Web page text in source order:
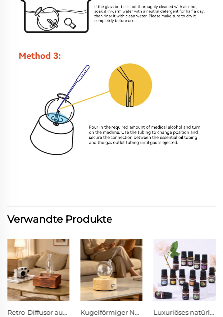
Verwandte Produkte
Retro-Diffusor aus dunklem Holz und Glas mit wasserloser Zerstäubung und Ein-Knopf-Steuerung, aromatischer Diffusor mit warmer Ambientebeleuchtung Kugelförmiger Nebel-Diffusor aus Borosilikatglas mit einzelner Drehregler-Steuereinheit und warmer LED-Dekor-Nachtlampe Luxuriöses natürliches Pflanzen-Duftöl, hochwertiges aromatisches Ätheröl für Wohnaccessoires und Hotel-Atmosphäre